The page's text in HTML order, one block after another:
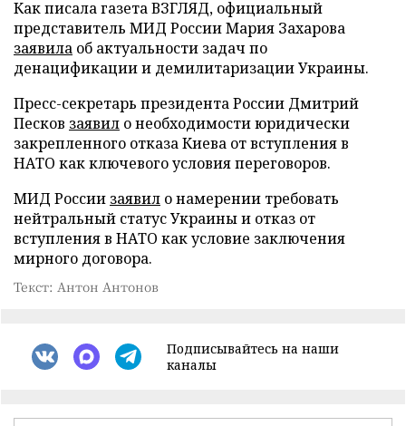
Как писала газета ВЗГЛЯД, официальный
представитель МИД России Мария Захарова
заявила об актуальности задач по
денацификации и демилитаризации Украины.
Пресс-секретарь президента России Дмитрий
Песков заявил о необходимости юридически
закрепленного отказа Киева от вступления в
НАТО как ключевого условия переговоров.
МИД России заявил о намерении требовать
нейтральный статус Украины и отказ от
вступления в НАТО как условие заключения
мирного договора.
Текст: Антон Антонов
Подписывайтесь на наши
каналы